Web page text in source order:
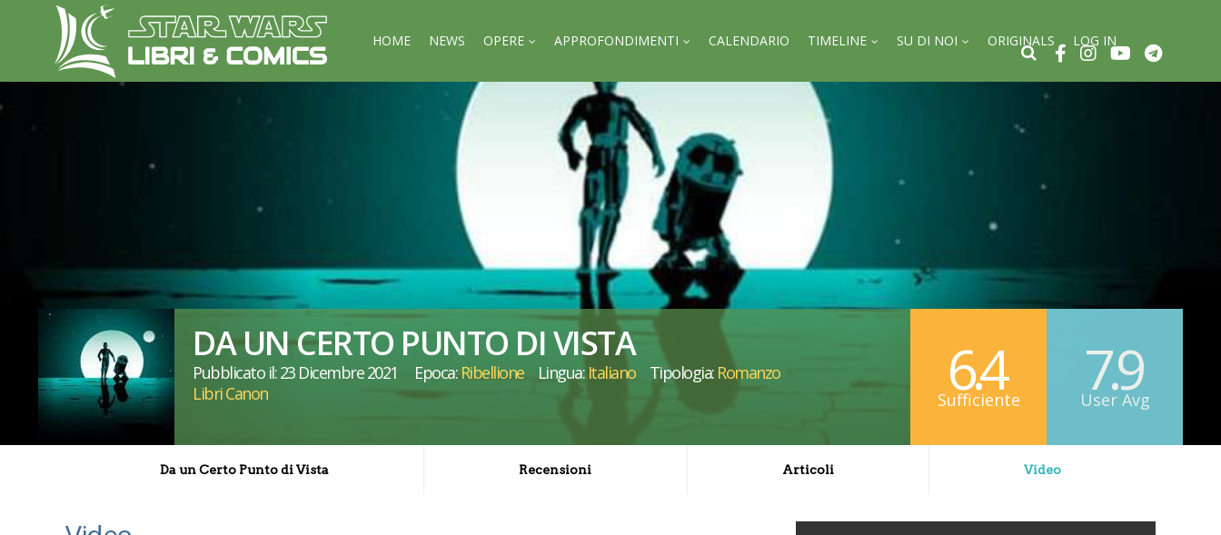
HOME NEWS OPERE APPROFONDIMENTI CALENDARIO TIMELINE SU DI NOI ORIGINALS LOG IN
DA UN CERTO PUNTO DI VISTA
Pubblicato il: 23 Dicembre 2021 Epoca: Ribellione Lingua: Italiano Tipologia: Romanzo
Libri Canon
6.4
Sufficiente 7.9
User Avg
Da un Certo Punto di Vista Recensioni Articoli Video